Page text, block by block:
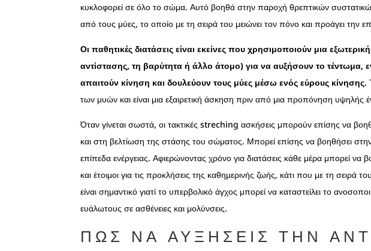
κυκλοφορεί σε όλο το σώμα. Αυτό βοηθά στην παροχή θρεπτικών
από τους μύες, το οποίο με τη σειρά του μειώνει τον πόνο και προάγει την
Οι παθητικές διατάσεις είναι εκείνες που χρησιμοποιούν μια
αντίστασης, τη βαρύτητα ή άλλο άτομο) για να αυξήσουν το τέντωμα,
απαιτούν κίνηση και δουλεύουν τους μύες μέσω ενός εύρους κίνησης.
των μυών και είναι μια εξαιρετική άσκηση πριν από μια προπόνηση υψηλής
Όταν γίνεται σωστά, οι τακτικές streching ασκήσεις μπορούν επίσης να
και στη βελτίωση της στάσης του σώματος. Μπορεί επίσης να βοηθήσει
επίπεδα ενέργειας. Αφιερώνοντας χρόνο για διατάσεις κάθε μέρα μπορεί να
και έτοιμοι για τις προκλήσεις της καθημερινής ζωής, κάτι που με τη σειρά
είναι σημαντικό γιατί το υπερβολικό άγχος μπορεί να καταστείλει το
ευάλωτους σε ασθένειες και μολύνσεις.
ΠΩΣ ΝΑ ΑΥΞΉΣΕΙΣ ΤΗΝ